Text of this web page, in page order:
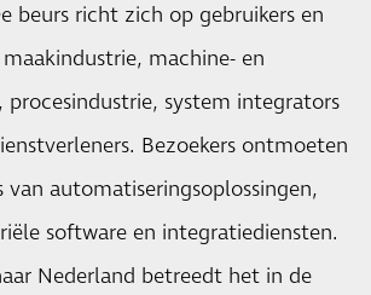
beurs richt zich op gebruikers en
machine- en
procesindustrie, system integrators
Bezoekers ontmoeten
van automatiseringsoplossingen,
software en integratiediensten.
Nederland betreedt het in de